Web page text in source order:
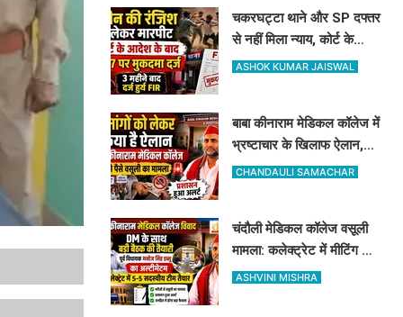
चकरघट्टा थाने और SP दफ्तर
से नहीं मिला न्याय, कोर्ट के
आदेश पर 7 लोगों के खिलाफ
ASHOK KUMAR JAISWAL
बाबा कीनाराम मेडिकल कॉलेज में
भ्रष्टाचार के खिलाफ ऐलान,
इन 9 सूत्रीय मांगों पर पहले
CHANDAULI SAMACHAR
चंदौली मेडिकल कॉलेज वसूली
मामला: कलेक्ट्रेट में मीटिंग के
पहले प्राचार्य और डॉक्टर को
ASHVINI MISHRA